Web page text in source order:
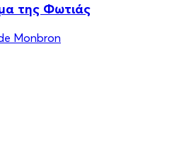
της Φωτιάς
Monbron